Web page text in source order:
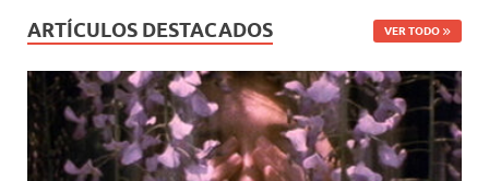
ARTÍCULOS DESTACADOS VER TODO